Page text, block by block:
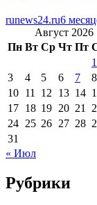
runews24.ru6
Август 2026
Пн Вт Ср Чт Пт
1
3
4 5 6 7 8
10 11 12 13 14
17 18 19 20 21
24 25 26 27 28
31
« Июл
Рубрики